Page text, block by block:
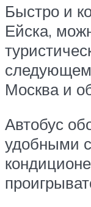
Быстро и
Ейска,
Москва и
Автобус
удобными